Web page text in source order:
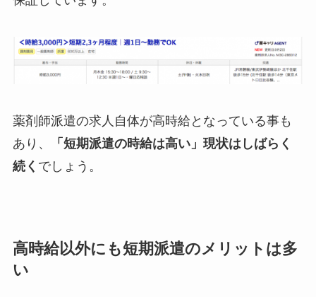
薬剤師派遣の求人自体が高時給となっている事も
あり、
「短期派遣の時給は高い」現状はしばらく
続く でしょう。
高時給以外にも短期派遣のメリットは多
い